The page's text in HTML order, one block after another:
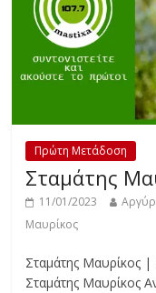
Πρώτη Μετάδοση
Σταμάτης
11/01/2023
Μαυρίκος
Σταμάτης Μαυρίκος |
Σταμάτης Μαυρίκος